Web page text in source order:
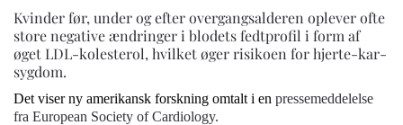
Kvinder før, under og efter overgangsalderen oplever ofte
store negative ændringer i blodets fedtprofil i form af
øget LDL-kolesterol, hvilket øger risikoen for hjerte-kar-
sygdom.
Det viser ny amerikansk forskning omtalt i en pressemeddelelse
fra European Society of Cardiology.